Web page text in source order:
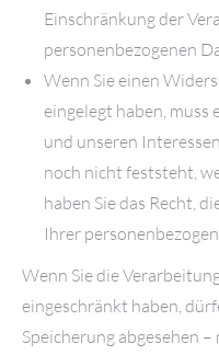
Einschränkung der
personenbezogenen
Wenn Sie einen
eingelegt haben, muss
und unseren
noch nicht feststeht,
haben Sie das Recht,
Ihrer
Wenn Sie die
eingeschränkt haben,
Speicherung abgesehen